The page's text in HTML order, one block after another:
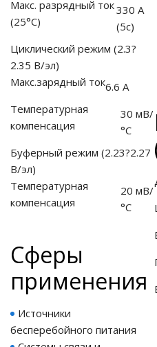
Макс. разрядный ток
(25°С)
330 А
(5с)
Циклический режим (2.3?
2.35 В/эл)
Макс.зарядный ток6.6 А
Температурная
компенсация
30 мВ/
°С
Буферный режим (2.23?2.27
В/эл)
Температурная
компенсация
20 мВ/
°С
Cферы
применения
Источники
бесперебойного питания